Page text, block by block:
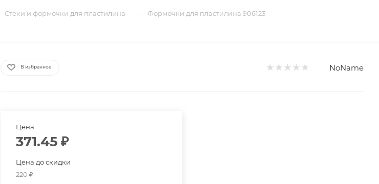
Стеки и формочки для пластилина — Формочки для пластилина 906123
В избранное NoName
Цена
371.45 ₽
Цена до скидки
220₽